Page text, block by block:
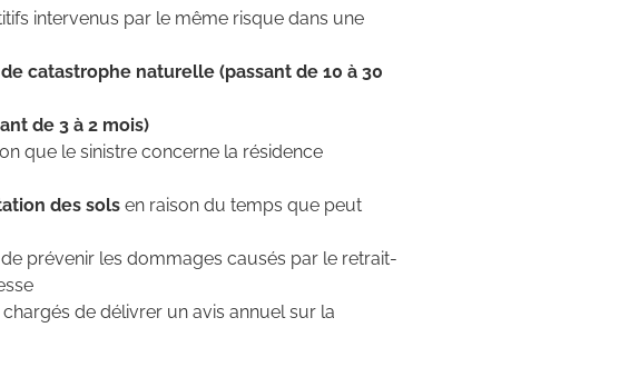
intervenus par le même risque dans une
catastrophe naturelle (passant de 10 à 30
de 3 à 2 mois)
que le sinistre concerne la résidence
des sols en raison du temps que peut
prévenir les dommages causés par le retrait-
de délivrer un avis annuel sur la